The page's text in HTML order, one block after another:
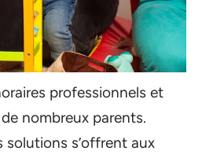
professionnels et
nombreux parents.
s’offrent aux